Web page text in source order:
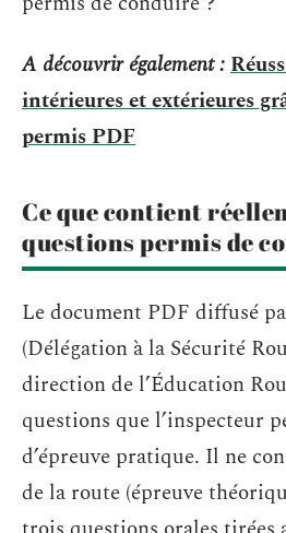
A découvrir également :
intérieures et extérieures
permis PDF
Ce que contient
questions permis de
Le document PDF diffusé
(Délégation à la Sécurité
direction de l’Éducation
questions que l’inspecteur
d’épreuve pratique. Il ne
de la route (épreuve